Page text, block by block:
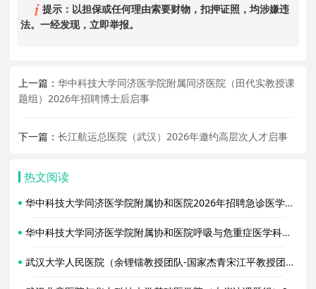
提示：以担保或任何理由索要财物，扣押证照，均涉嫌违
法。一经发现，立即举报。
上一篇：华中科技大学同济医学院附属同济医院（田代实教授课
题组）2026年招聘博士后启事
下一篇：长江航运总医院（武汉）2026年邀约高层次人才启事
热文阅读
华中科技大学同济医学院附属协和医院2026年招聘急诊医学科临床博士后
华中科技大学同济医学院附属协和医院呼吸与危重症医学科（金阳教授课题组）2026年招聘3名博士后启事
武汉大学人民医院（余锂镭教授团队-国家杰青宋江平教授团队）2026年联合招聘博士后